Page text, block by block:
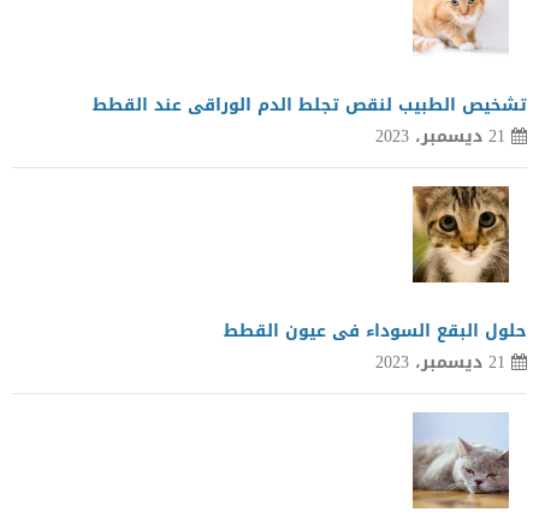
تشخيص الطبيب لنقص تجلط الدم الوراقى عند القطط
21 ديسمبر، 2023
حلول البقع السوداء فى عيون القطط
21 ديسمبر، 2023